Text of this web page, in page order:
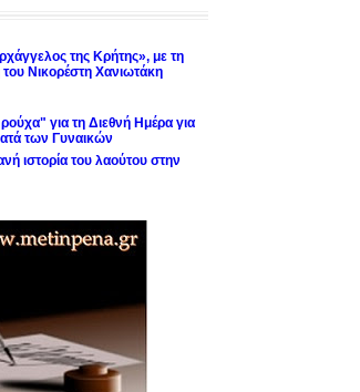
της Κρήτης», με τη
Νικορέστη Χανιωτάκη
για τη Διεθνή Ημέρα για
των Γυναικών
ιστορία του λαούτου στην